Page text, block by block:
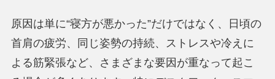
原因は単に“寝方が悪かった”だけではなく、日頃の
首肩の疲労、同じ姿勢の持続、ストレスや冷えに
よる筋緊張など、さまざまな要因が重なって起こ